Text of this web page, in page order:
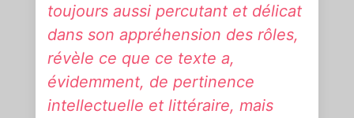
toujours aussi percutant et délicat
dans son appréhension des rôles,
révèle ce que ce texte a,
évidemment, de pertinence
intellectuelle et littéraire, mais